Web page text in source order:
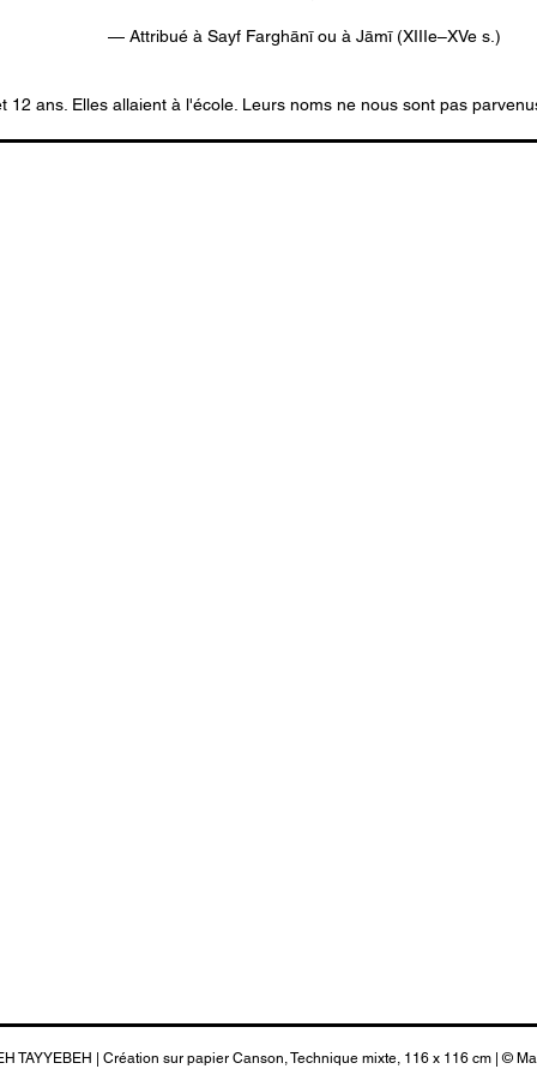
                         — Attribué à Sayf Farghānī ou à Jāmī (XIIIe–XVe s.)
12 ans. Elles allaient à l'école. Leurs noms ne nous sont pas
TAYYEBEH | Création sur papier Canson, Technique mixte, 116 x 116 cm | ©